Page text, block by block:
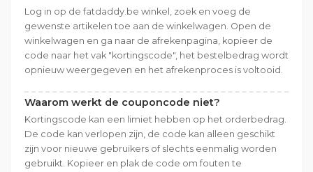
Log in op de fatdaddy.be winkel, zoek en voeg de
gewenste artikelen toe aan de winkelwagen. Open de
winkelwagen en ga naar de afrekenpagina, kopieer de
code naar het vak "kortingscode", het bestelbedrag wordt
opnieuw weergegeven en het afrekenproces is voltooid.
Waarom werkt de couponcode niet?
Kortingscode kan een limiet hebben op het orderbedrag.
De code kan verlopen zijn, de code kan alleen geschikt
zijn voor nieuwe gebruikers of slechts eenmalig worden
gebruikt. Kopieer en plak de code om fouten te